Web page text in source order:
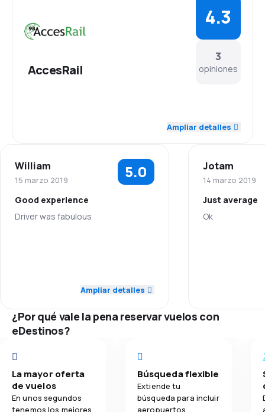
AccesRail
3
opiniones
4.3
Red de conexiones 4.7
Precio del billete 4.0
Ampliar detalles
William
15 marzo 2019 5.0
Good experience
Driver was fabulous
Precio del billete
5.0
Transporte de equipaje 5.0
Ampliar detalles
Jotam
14 marzo 2019
Just average
Ok
Comodidad
Transporte
¿Por qué vale la pena reservar vuelos con
eDestinos?
La mayor oferta
de vuelos
En unos segundos
tenemos los mejores
Búsqueda flexible
Extiende tu
búsqueda para incluir
aeropuertos